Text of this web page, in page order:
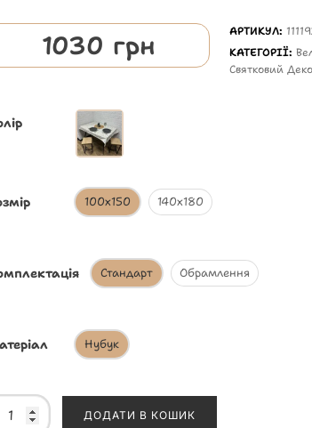
1030 грн АРТИКУЛ:
КАТЕГОРІЇ:
Святковий
100х150 140х180
Стандарт Обрамлення
Нубук
ДОДАТИ В КОШИК